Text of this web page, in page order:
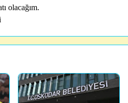
olacağım.